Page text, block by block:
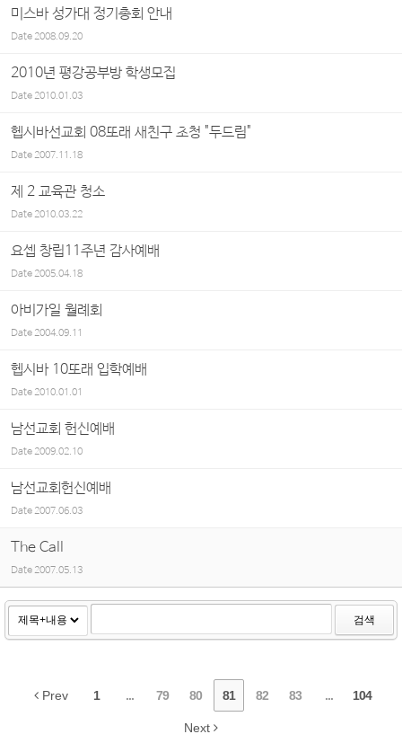
미스바 성가대 정기총회 안내
Date2008.09.20
2010년 평강공부방 학생모집
Date2010.01.03
헵시바선교회 08또래 새친구 초청 "두드림"
Date2007.11.18
제 2 교육관 청소
Date2010.03.22
요셉 창립11주년 감사예배
Date2005.04.18
아비가일 월례회
Date2004.09.11
헵시바 10또래 입학예배
Date2010.01.01
남선교회 헌신예배
Date2009.02.10
남선교회헌신예배
Date2007.06.03
The Call
Date 2007.05.13
검색
Prev 1 ... 79 80 81 82 83 ... 104
Next